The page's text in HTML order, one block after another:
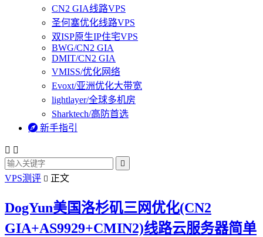
CN2 GIA线路VPS
圣何塞优化线路VPS
双ISP原生IP住宅VPS
BWG/CN2 GIA
DMIT/CN2 GIA
VMISS/优化网络
Evoxt/亚洲优化大带宽
lightlayer/全球多机房
Sharktech/高防首选
 新手指引
 

VPS测评  正文
DogYun美国洛杉矶三网优化(CN2
GIA+AS9929+CMIN2)线路云服务器简单